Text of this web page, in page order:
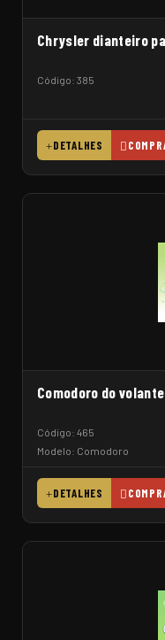
Chrysler dianteiro
Código: 385
DETALHES
Comodoro do
Código: 465
Modelo: Comodoro
DETALHES